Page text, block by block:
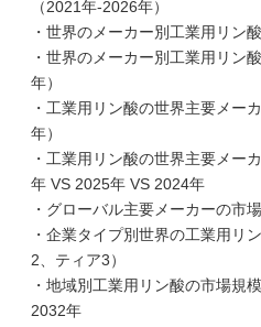
（2021年-2026年）
・世界のメーカー別工業用リン
・世界のメーカー別工業用リン
年）
・工業用リン酸の世界主要メー
年）
・工業用リン酸の世界主要メー
年 VS 2025年 VS 2024年
・グローバル主要メーカーの市
・企業タイプ別世界の工業用リ
2、ティア3）
・地域別工業用リン酸の市場規
2032年